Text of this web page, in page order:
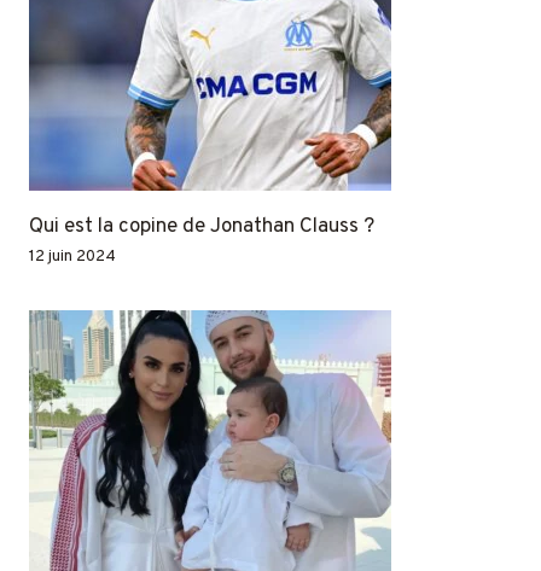
Qui est la copine de Jonathan Clauss ?
12 juin 2024